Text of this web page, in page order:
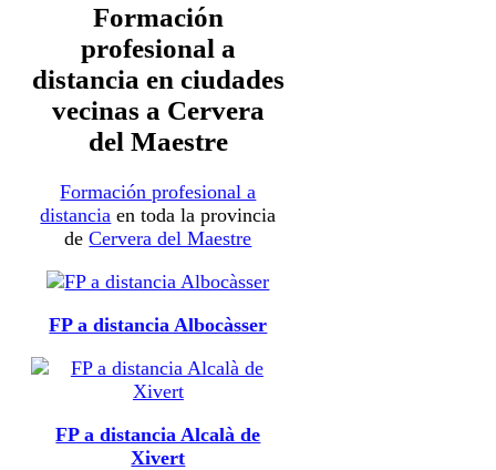
Formación
profesional a
distancia en ciudades
vecinas a Cervera
del Maestre
Formación profesional a
distancia en toda la provincia
deCervera del Maestre
FP a distancia Albocàsser
FP a distancia Alcalà de
Xivert